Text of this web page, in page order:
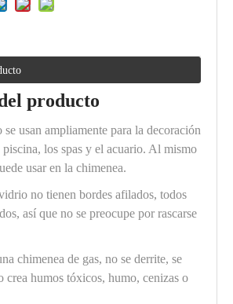
producto
usan ampliamente para la decoración
los spas y el acuario. Al mismo
usar en la chimenea.
no tienen bordes afilados, todos
así que no se preocupe por rascarse
chimenea de gas, no se derrite, se
crea humos tóxicos, humo, cenizas o